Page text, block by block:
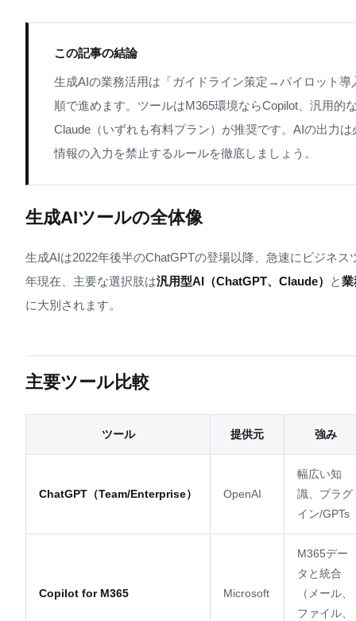
この記事の結論
生成AIの業務活用は「ガイドライン策定→パイロット
順で進めます。ツールはM365環境ならCopilot、汎用的
Claude（いずれも有料プラン）が推奨です。AIの出力
情報の入力を禁止するルールを徹底しましょう。
生成AIツールの全体像
生成AIは2022年後半のChatGPTの登場以降、急速にビジネ
年現在、主要な選択肢は汎用型AI（ChatGPT、Claude） と
に大別されます。
主要ツール比較
ツール 提供元 強み
ChatGPT（Team/Enterprise） OpenAI
幅広い知
識、プラグ
イン/GPTs
Copilot for M365 Microsoft
M365デー
タと統合
（メール、
ファイル、